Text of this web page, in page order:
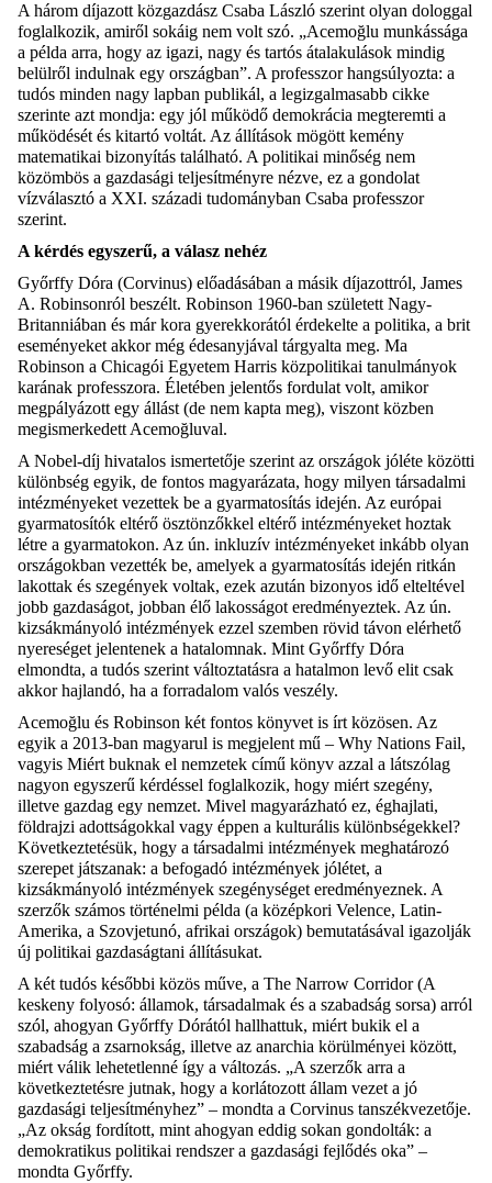
A három díjazott közgazdász Csaba László szerint olyan dologgal
foglalkozik, amiről sokáig nem volt szó. „Acemoğlu munkássága
a példa arra, hogy az igazi, nagy és tartós átalakulások mindig
belülről indulnak egy országban”. A professzor hangsúlyozta: a
tudós minden nagy lapban publikál, a legizgalmasabb cikke
szerinte azt mondja: egy jól működő demokrácia megteremti a
működését és kitartó voltát. Az állítások mögött kemény
matematikai bizonyítás található. A politikai minőség nem
közömbös a gazdasági teljesítményre nézve, ez a gondolat
vízválasztó a XXI. századi tudományban Csaba professzor
szerint.
A kérdés egyszerű, a válasz nehéz
Győrffy Dóra (Corvinus) előadásában a másik díjazottról, James
A. Robinsonról beszélt. Robinson 1960-ban született Nagy-
Britanniában és már kora gyerekkorától érdekelte a politika, a brit
eseményeket akkor még édesanyjával tárgyalta meg. Ma
Robinson a Chicagói Egyetem Harris közpolitikai tanulmányok
karának professzora. Életében jelentős fordulat volt, amikor
megpályázott egy állást (de nem kapta meg), viszont közben
megismerkedett Acemoğluval.
A Nobel-díj hivatalos ismertetője szerint az országok jóléte közötti
különbség egyik, de fontos magyarázata, hogy milyen társadalmi
intézményeket vezettek be a gyarmatosítás idején. Az európai
gyarmatosítók eltérő ösztönzőkkel eltérő intézményeket hoztak
létre a gyarmatokon. Az ún. inkluzív intézményeket inkább olyan
országokban vezették be, amelyek a gyarmatosítás idején ritkán
lakottak és szegények voltak, ezek azután bizonyos idő elteltével
jobb gazdaságot, jobban élő lakosságot eredményeztek. Az ún.
kizsákmányoló intézmények ezzel szemben rövid távon elérhető
nyereséget jelentenek a hatalomnak. Mint Győrffy Dóra
elmondta, a tudós szerint változtatásra a hatalmon levő elit csak
akkor hajlandó, ha a forradalom valós veszély.
Acemoğlu és Robinson két fontos könyvet is írt közösen. Az
egyik a 2013-ban magyarul is megjelent mű – Why Nations Fail,
vagyis Miért buknak el nemzetek című könyv azzal a látszólag
nagyon egyszerű kérdéssel foglalkozik, hogy miért szegény,
illetve gazdag egy nemzet. Mivel magyarázható ez, éghajlati,
földrajzi adottságokkal vagy éppen a kulturális különbségekkel?
Következtetésük, hogy a társadalmi intézmények meghatározó
szerepet játszanak: a befogadó intézmények jólétet, a
kizsákmányoló intézmények szegénységet eredményeznek. A
szerzők számos történelmi példa (a középkori Velence, Latin-
Amerika, a Szovjetunó, afrikai országok) bemutatásával igazolják
új politikai gazdaságtani állításukat.
A két tudós későbbi közös műve, a The Narrow Corridor(A
keskeny folyosó: államok, társadalmak és a szabadság sorsa) arról
szól, ahogyan Győrffy Dórától hallhattuk, miért bukik el a
szabadság a zsarnokság, illetve az anarchia körülményei között,
miért válik lehetetlenné így a változás. „A szerzők arra a
következtetésre jutnak, hogy a korlátozott állam vezet a jó
gazdasági teljesítményhez” – mondta a Corvinus tanszékvezetője.
„Az okság fordított, mint ahogyan eddig sokan gondolták: a
demokratikus politikai rendszer a gazdasági fejlődés oka” –
mondta Győrffy.